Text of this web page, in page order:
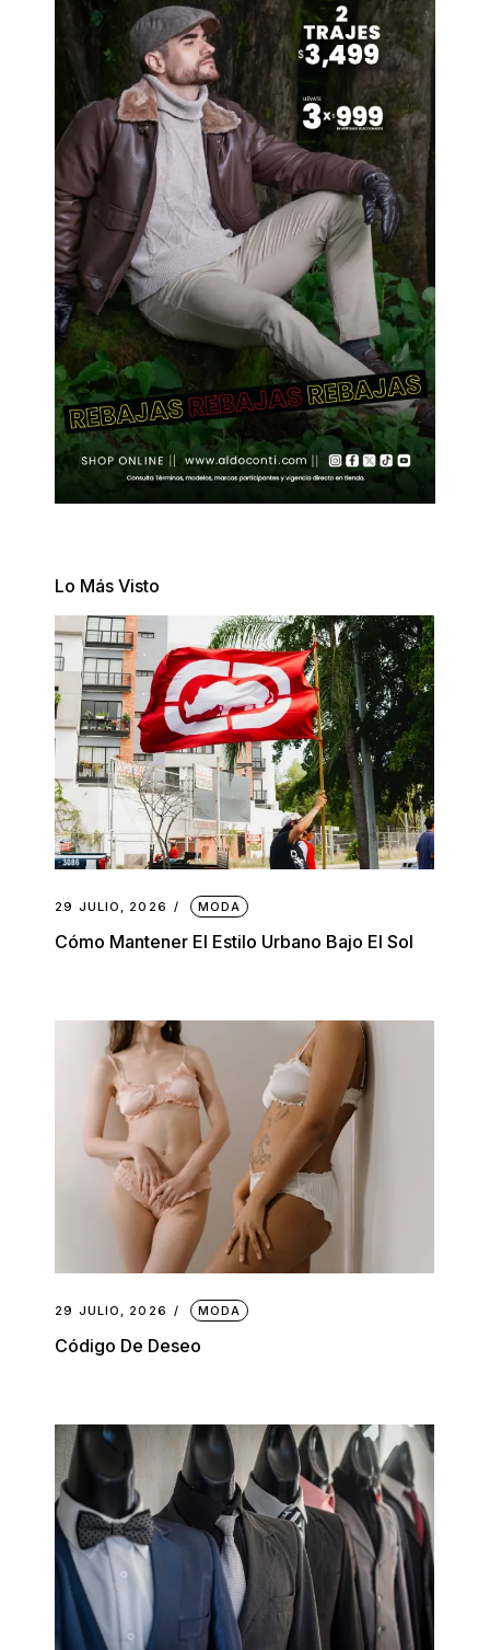
Lo Más Visto
29 JULIO, 2026 MODA
Cómo Mantener El Estilo Urbano Bajo El Sol
29 JULIO, 2026 MODA
Código De Deseo